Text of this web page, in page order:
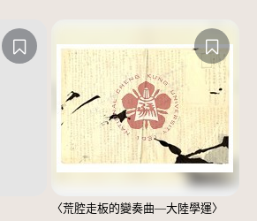
〈荒腔走板的變奏曲—大陸學運〉